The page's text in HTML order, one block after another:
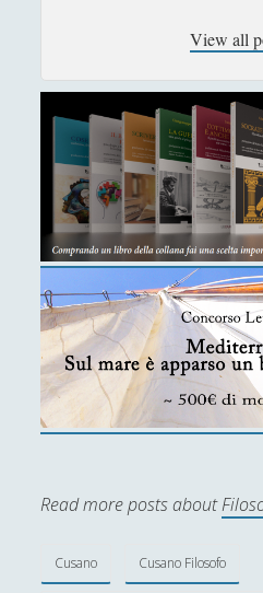
Venere in Cornice(44)
ARTICOLI PER AUTORE
Alberto Labellarte
Alessandro Giorgi
Alice Manzoni
Andrea Bardazzi
Andrea Corona
Andrea Zeppi
Chiara Cozzi
View all
Read more posts about
Cusano Cusano Filosofo